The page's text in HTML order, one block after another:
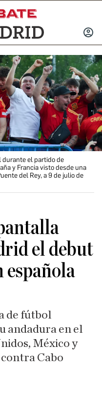
INICIAR
durante el partido de
y Francia visto desde una
del Rey, a 9 de julio de
el debut
española
de fútbol
andadura en el
México y
Cabo